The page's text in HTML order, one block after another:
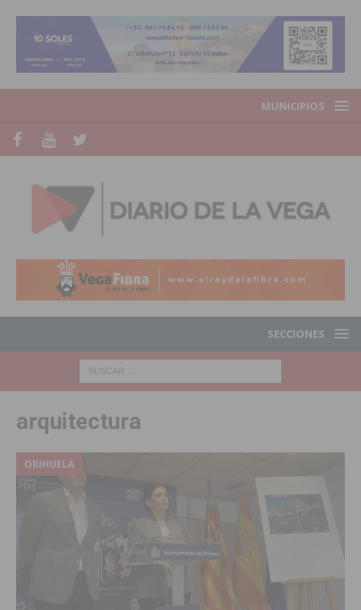
MUNICIPIOS
SECCIONES
arquitectura
ORIHUELA